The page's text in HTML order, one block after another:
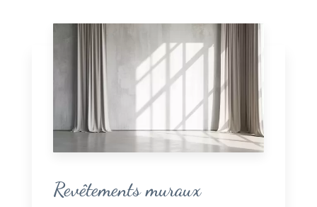
Revêtements muraux